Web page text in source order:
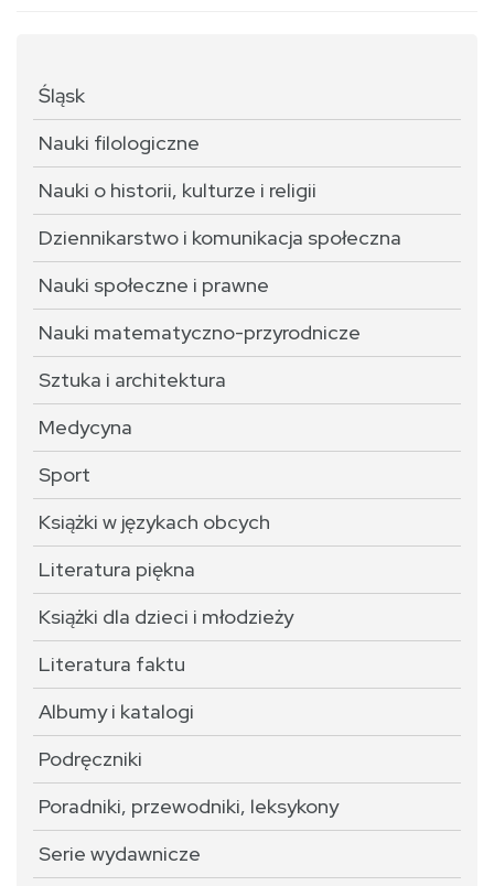
Śląsk
Nauki filologiczne
Nauki o historii, kulturze i religii
Dziennikarstwo i komunikacja społeczna
Nauki społeczne i prawne
Nauki matematyczno-przyrodnicze
Sztuka i architektura
Medycyna
Sport
Książki w językach obcych
Literatura piękna
Książki dla dzieci i młodzieży
Literatura faktu
Albumy i katalogi
Podręczniki
Poradniki, przewodniki, leksykony
Serie wydawnicze